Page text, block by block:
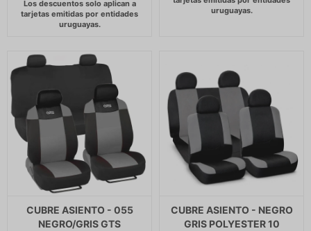
CUBRE ASIENTO - 055
NEGRO/GRIS GTS
CUBRE ASIENTO - NEGRO
GRIS POLYESTER 10